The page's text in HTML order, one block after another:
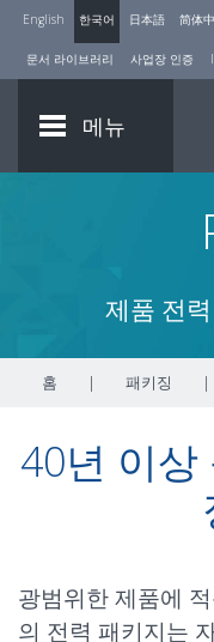
English 한국어 日本語 简体
문서 라이브러리 사업장 인증
메뉴
제품 전
홈 | 패키징 |
40년 이상
광범위한 제품에
의 전력 패키지는